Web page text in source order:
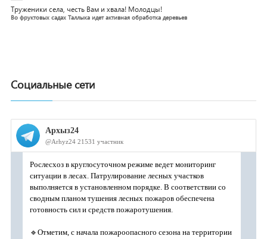
Труженики села, честь Вам и хвала! Молодцы!
Во фруктовых садах Таллыка идет активная обработка деревьев
Социальные сети